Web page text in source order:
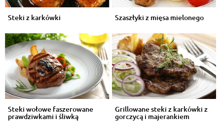
Steki z karkówki Szaszłyki z mięsa mielonego
Steki wołowe faszerowane
prawdziwkami i śliwką
Grillowane steki z karkówki z
gorczycą i majerankiem